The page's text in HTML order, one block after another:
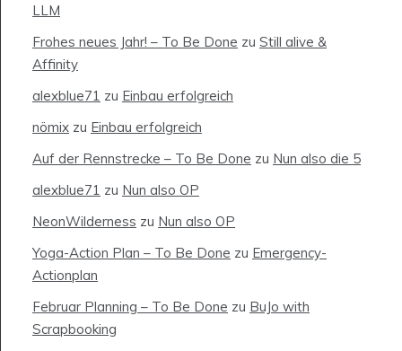
LLM
Frohes neues Jahr! – To Be Done zu Still alive &
Affinity
alexblue71 zu Einbau erfolgreich
nömix zu Einbau erfolgreich
Auf der Rennstrecke – To Be Done zu Nun also die 5
alexblue71 zu Nun also OP
NeonWilderness zu Nun also OP
Yoga-Action Plan – To Be Done zu Emergency-
Actionplan
Februar Planning – To Be Done zu BuJo with
Scrapbooking